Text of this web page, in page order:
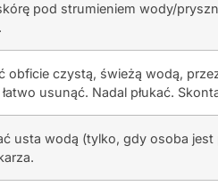
pod strumieniem wody/
obficie czystą, świeżą wodą,
usunąć. Nadal płukać.
usta wodą (tylko, gdy osoba